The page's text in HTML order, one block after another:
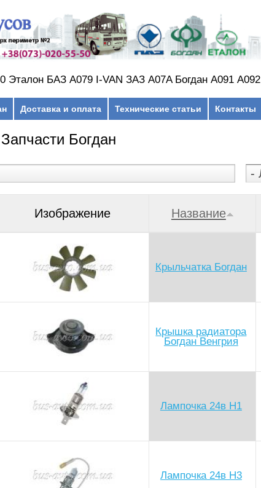
Эталон БАЗ А079 I-VAN ЗАЗ A07A Богдан А091 А092
Доставка и оплата Технические статьи Контакты
Запчасти Богдан
Изображение Название
Крыльчатка Богдан
Крышка радиатора
Богдан Венгрия
Лампочка 24в H1
Лампочка 24в Н3